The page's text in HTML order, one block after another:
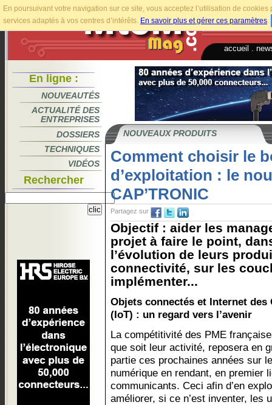
En poursuivant votre navigation sur ce site, vous acceptez l’utilisation de
services adaptés à vos centres d’intérêts. En savoir plus et gérer ces paramètres.
accueil
En ligne :
NOUVEAUTÉS
ACTUALITÉ DES
ENTREPRISES
DOSSIERS
TECHNIQUES
VIDÉOS
Rechercher
NOUVEAUX PRODUITS
Comment choisir le
d’exploitation : le
CAP’TRONIC
Partagez sur
Objectif : aider les
projet à faire le point,
l’évolution de leurs
connectivité, sur les
implémenter...
Objets connectés et Internet des
(IoT) : un regard vers l’avenir
La compétitivité des PME
que soit leur activité, reposera en
partie ces prochaines années sur
numérique en rendant, en premier
communicants. Ceci afin d’en
améliorer, si ce n’est inventer, les